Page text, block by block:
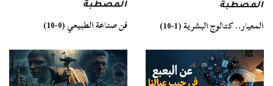
المصطبة
المعيار.. كتالوج البشرية (1-10)
المصطبة
فن صناعة الطبيعي (0-10)